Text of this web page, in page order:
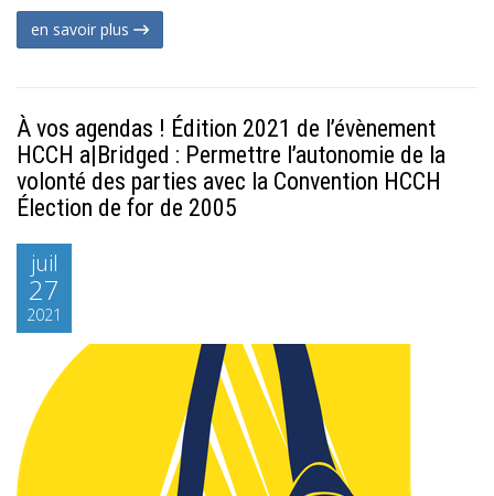
en savoir plus
À vos agendas ! Édition 2021 de l’évènement
HCCH a|Bridged : Permettre l’autonomie de la
volonté des parties avec la Convention HCCH
Élection de for de 2005
juil
27
2021